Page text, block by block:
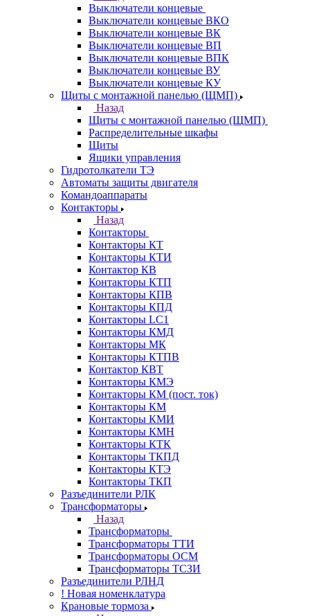
Выключатели концевые
Выключатели концевые ВКО
Выключатели концевые ВК
Выключатели концевые ВП
Выключатели концевые ВПК
Выключатели концевые ВУ
Выключатели концевые КУ
Щиты с монтажной панелью (ЩМП)
Назад
Щиты с монтажной панелью (ЩМП)
Распределительные шкафы
Щиты
Ящики управления
Гидротолкатели ТЭ
Автоматы защиты двигателя
Командоаппараты
Контакторы
Назад
Контакторы
Контакторы КТ
Контакторы КТИ
Контактор КВ
Контакторы КТП
Контакторы КПВ
Контакторы КПД
Контакторы LC1
Контакторы КМД
Контакторы МК
Контакторы КТПВ
Контактор КВТ
Контакторы КМЭ
Контакторы КМ (пост. ток)
Контакторы КМ
Контакторы КМИ
Контакторы КМН
Контакторы КТК
Контакторы ТКПД
Контакторы КТЭ
Контакторы ТКП
Разъединители РЛК
Трансформаторы
Назад
Трансформаторы
Трансформаторы ТТИ
Трансформаторы ОСМ
Трансформаторы ТСЗИ
Разъединители РЛНД
! Новая номенклатура
Крановые тормоза